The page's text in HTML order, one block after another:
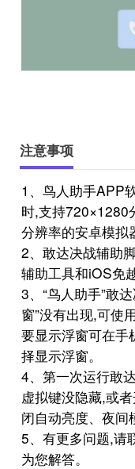
注意事项
1、鸟人助手APP
时,支持720×1280
分辨率的安卓模拟
2、敢达决战辅助
辅助工具和iOS免
3、“鸟人助手”敢
窗”没有出现,可使
要显示浮窗可在手
择显示浮窗。
4、第一次运行敢
虚拟键没隐藏,或
闭自动亮度、夜间
5、有更多问题,请
为您解答。